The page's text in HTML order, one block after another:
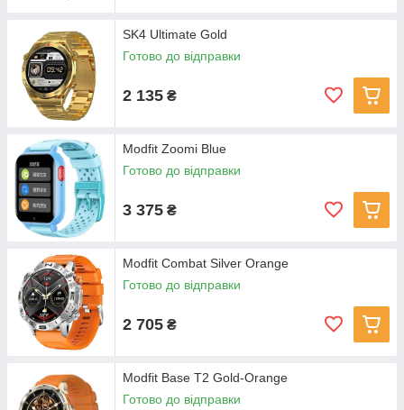
SK4 Ultimate Gold
Готово до відправки
2 135 ₴
Modfit Zoomi Blue
Готово до відправки
3 375 ₴
Modfit Combat Silver Orange
Готово до відправки
2 705 ₴
Modfit Base T2 Gold-Orange
Готово до відправки